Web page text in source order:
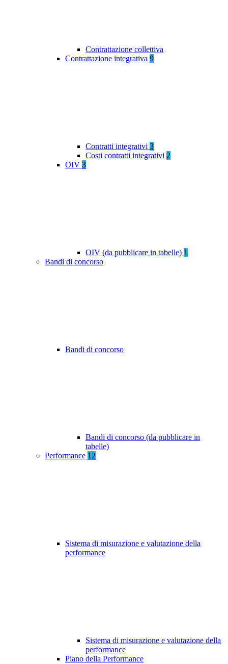
Contrattazione collettiva
Contrattazione integrativa 9
Contratti integrativi 3
Costi contratti integrativi 2
OIV 3
OIV (da pubblicare in tabelle) 1
Bandi di concorso
Bandi di concorso
Bandi di concorso (da pubblicare in
tabelle)
Performance 12
Sistema di misurazione e valutazione della
performance
Sistema di misurazione e valutazione della
performance
Piano della Performance